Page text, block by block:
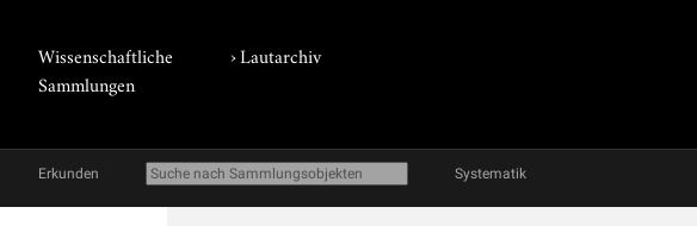
Wissenschaftliche
Sammlungen
›Lautarchiv
Erkunden Systematik